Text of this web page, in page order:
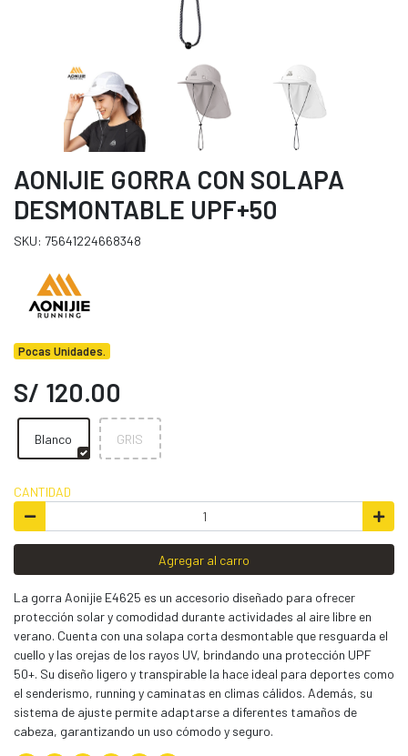
AONIJIE GORRA CON SOLAPA
DESMONTABLE UPF+50
SKU: 75641224668348
Pocas Unidades.
S/ 120.00
Blanco GRIS
CANTIDAD
Agregar al carro
La gorra Aonijie E4625 es un accesorio diseñado para ofrecer
protección solar y comodidad durante actividades al aire libre en
verano. Cuenta con una solapa corta desmontable que resguarda el
cuello y las orejas de los rayos UV, brindando una protección UPF
50+. Su diseño ligero y transpirable la hace ideal para deportes como
el senderismo, running y caminatas en climas cálidos. Además, su
sistema de ajuste permite adaptarse a diferentes tamaños de
cabeza, garantizando un uso cómodo y seguro.